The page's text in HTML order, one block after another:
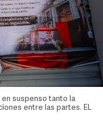
en suspenso tanto la
entre las partes. EL